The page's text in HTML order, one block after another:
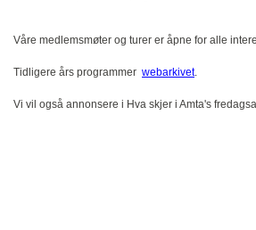
Våre medlemsmøter og turer er åpne for alle
Tidligere års programmer webarkivet.
Vi vil også annonsere i Hva skjer i Amta's